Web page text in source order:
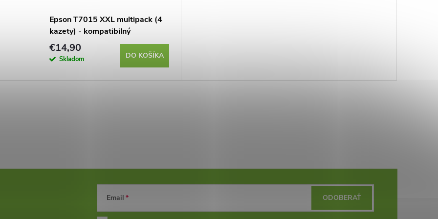
Epson T7015 XXL multipack (4
kazety) - kompatibilný
€14,90
Skladom DO KOŠÍKA
Email ODOBERAŤ